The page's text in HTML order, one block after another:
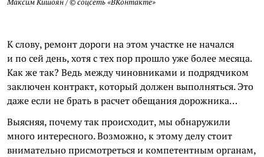
К слову, ремонт дороги на этом участке не начался
и по сей день, хотя с тех пор прошло уже более месяца.
Как же так? Ведь между чиновниками и подрядчиком
заключен контракт, который должен выполняться. Это
даже если не брать в расчет обещания дорожника…
Выясняя, почему так происходит, мы обнаружили
много интересного. Возможно, к этому делу стоит
внимательно присмотреться и компетентным органам,